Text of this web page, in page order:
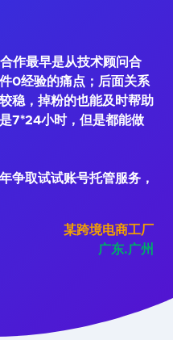
作最早是从技术顾问合
0经验的痛点；后面关系
稳，掉粉的也能及时帮助
7*24小时，但是都能做
争取试试账号托管服务，
某跨境电商工厂
广东.广州